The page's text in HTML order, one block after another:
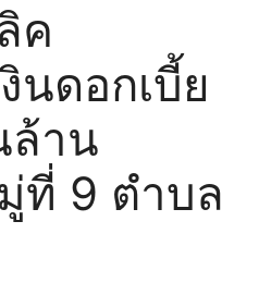
ค
นดอกเบี้ย
ล้าน
ที่ 9 ตำบล